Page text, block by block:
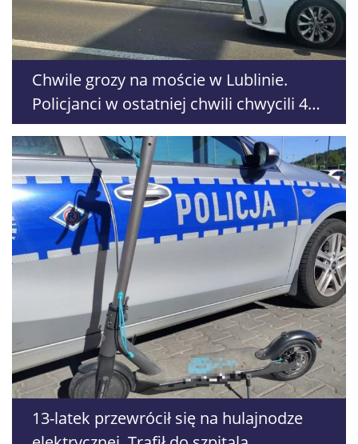
Chwile grozy na moście w Lublinie.
Policjanci w ostatniej chwili chwycili 42-
latka
13-latek przewrócił się na hulajnodze